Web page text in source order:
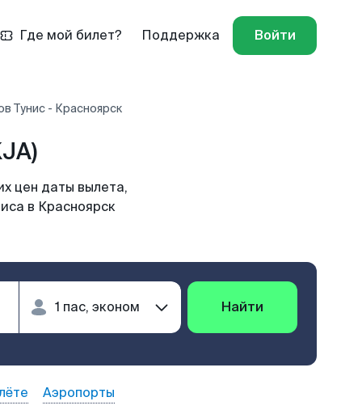
Где мой билет? Поддержка Войти
Тунис - Красноярск
цен даты вылета,
в Красноярск
Найти
Аэропорты